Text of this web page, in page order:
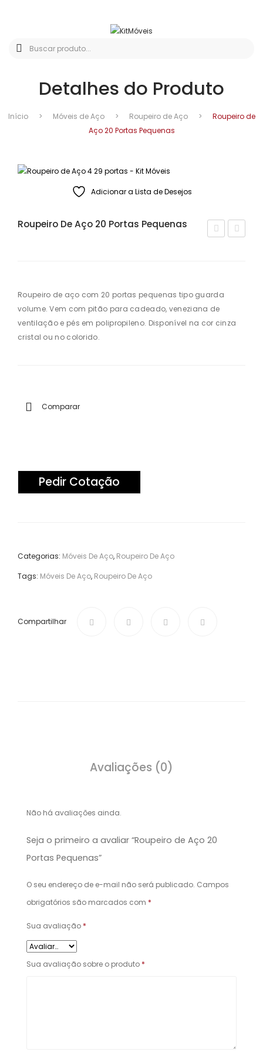
Detalhes do Produto
Início > Móveis de Aço > Roupeiro de Aço >
Roupeiro de
Aço 20 Portas Pequenas
Adicionar a Lista de Desejos
de
Aç
o 8 o 12
Roupeiro De Aço 20 Portas Pequenas
Roupeiro de aço com 20 portas pequenas tipo guarda
volume. Vem com pitão para cadeado, veneziana de
ventilação e pés em polipropileno. Disponível na cor cinza
cristal ou no colorido.
Comparar
Pedir Cotação
Categorias: Móveis De Aço, Roupeiro De Aço
Tags: Móveis De Aço, Roupeiro De Aço
Compartilhar
Avaliações (0)
Não há avaliações ainda.
Seja o primeiro a avaliar “Roupeiro de Aço 20
Portas Pequenas”
O seu endereço de e-mail não será publicado. Campos
obrigatórios são marcados com *
Sua avaliação *
Sua avaliação sobre o produto *